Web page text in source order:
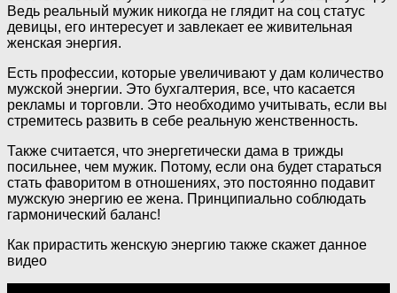
Ведь реальный мужик никогда не глядит на соц статус
девицы, его интересует и завлекает ее живительная
женская энергия.
Есть профессии, которые увеличивают у дам количество
мужской энергии. Это бухгалтерия, все, что касается
рекламы и торговли. Это необходимо учитывать, если вы
стремитесь развить в себе реальную женственность.
Также считается, что энергетически дама в трижды
посильнее, чем мужик. Потому, если она будет стараться
стать фаворитом в отношениях, это постоянно подавит
мужскую энергию ее жена. Принципиально соблюдать
гармонический баланс!
Как прирастить женскую энергию также скажет данное
видео